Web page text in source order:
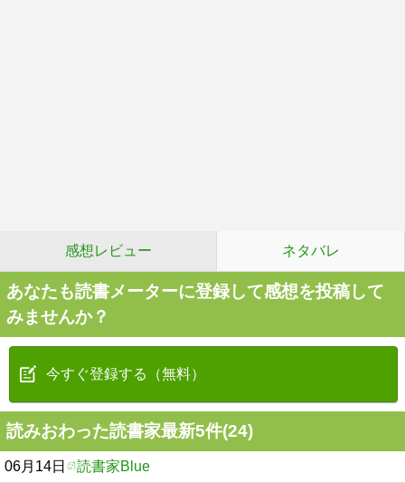
感想レビュー ネタバレ
あなたも読書メーターに登録して感想を投稿して
みませんか？
今すぐ登録する（無料）
読みおわった読書家最新5件(24)
06月14日 読書家Blue